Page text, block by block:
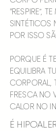
"RESPIRE”,
SINTÉTICOS
POR ISSO
PORQUE É
EQUILIBRA
CORPORAL,
FRESCA NO
CALOR NO
É